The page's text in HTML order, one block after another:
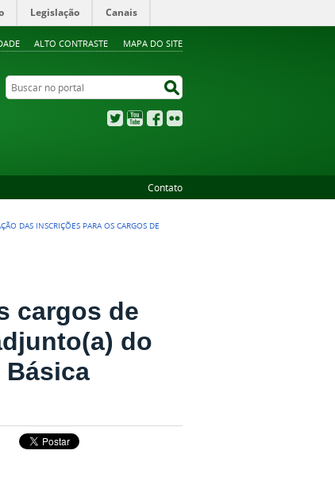
ALTO CONTRASTE MAPA DO SITE
Legislação Canais
Buscar no portal
TwitterYouTubeFacebook
Contato
DAS INSCRIÇÕES PARA OS CARGOS DE
cargos de
do
Básica